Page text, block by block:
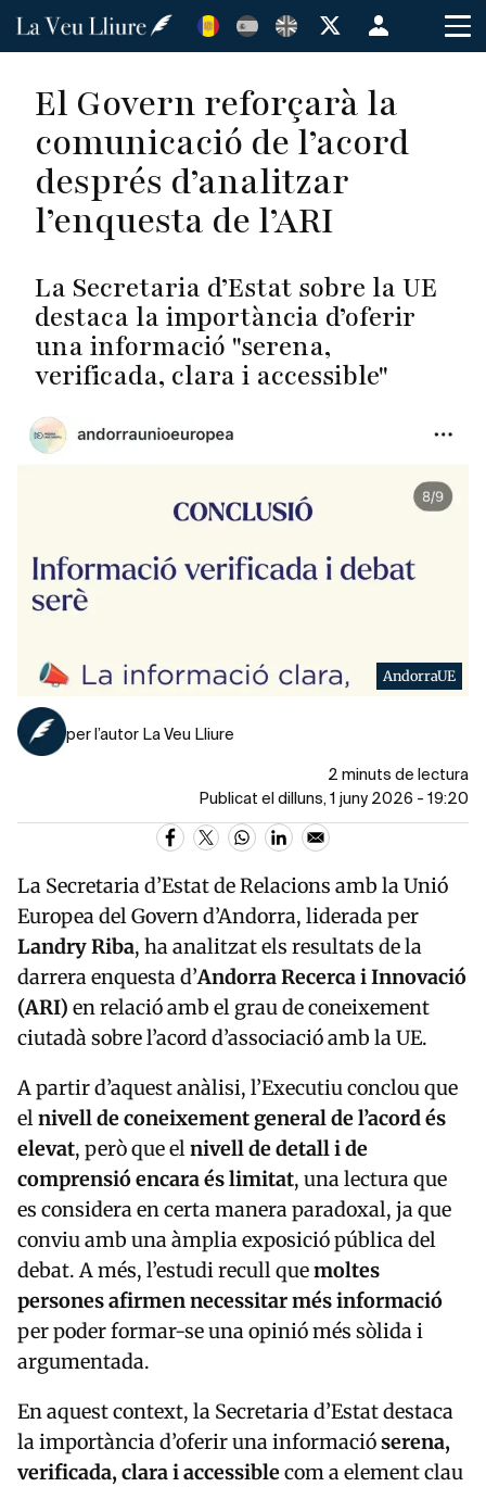
Vés
Menú
de
cuenta
de
usuario
El Govern reforçarà la
comunicació de l’acord
després d’analitzar
l’enquesta de l’ARI
La Secretaria d’Estat sobre la UE
destaca la importància d’oferir
una informació "serena,
verificada, clara i accessible"
AndorraUE
per l’autor La Veu Lliure
2 minuts de lectura
Publicat el dilluns, 1 juny 2026 - 19:20
La Secretaria d’Estat de Relacions amb la Unió
Europea del Govern d’Andorra, liderada per
Landry Riba, ha analitzat els resultats de la
darrera enquesta d’Andorra Recerca i Innovació
(ARI) en relació amb el grau de coneixement
ciutadà sobre l’acord d’associació amb la UE.
A partir d’aquest anàlisi, l’Executiu conclou que
elnivell de coneixement general de l’acord és
elevat, però que elnivell de detall i de
comprensió encara és limitat, una lectura que
es considera en certa manera paradoxal, ja que
conviu amb una àmplia exposició pública del
debat. A més, l’estudi recull quemoltes
persones afirmen necessitar més informació
per poder formar-se una opinió més sòlida i
argumentada.
En aquest context, la Secretaria d’Estat destaca
la importància d’oferir una informacióserena,
verificada, clara i accessiblecom a element clau